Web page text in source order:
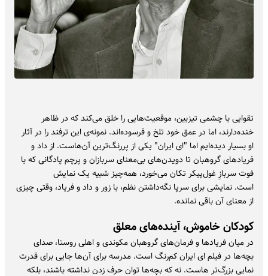
تقوایی با چشمی تیزبین، موقعیت‌هایی را خلق می‌کند که در ظاهر
خنده‌دارند، اما در عمق خود تلخ و فرسوده‌اند. نمونه‌ی این ترفند را در آثار
او بسیار دیده‌ایم اما "ای ایران" یکی از پررنگ‌ترین آن‌هاست. از داد و
فریادهای گروهبان تا دویدن‌های بی‌معنای سربازان و پرچم پادگانی که با
فوت سربازِ غول‌پیکر تکان می‌خورد، همه‌چیز شبیه یک نمایش
است. نمایشی برای سرپا نگه‌داشتن نظم، با زور و داد و فریاد، وقتی چیزی
از معنای آن باقی نمانده.
کودکان خاموش، آینده‌های معلق
در میان فریادها و فرمان‌های گروهبان مکوندی و اهلی روستا، صدای
بچه‌ها در فیلم ای ایران کم‌رنگ است. مدرسه برای آن‌ها جایی برای قدرت
نمایی بزرگ‌تر هاست. نه که بچه‌ها توان حرف زدن نداشته باشند، بلکه